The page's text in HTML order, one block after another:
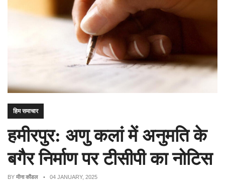
हिम समाचार
हमीरपुर: अणु कलां में अनुमति के
बगैर निर्माण पर टीसीपी का नोटिस
BY मीना कौंडल • 04 JANUARY, 2025